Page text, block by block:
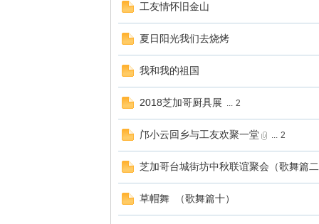
工友情怀旧金山
夏日阳光我们去烧烤
我和我的祖国
2018芝加哥厨具展 ... 2
邝小云回乡与工友欢聚一堂 ... 2
芝加哥台城街坊中秋联谊聚会（歌舞篇
草帽舞 （歌舞篇十）